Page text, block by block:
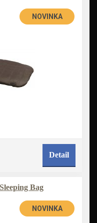
NOVINKA
Detail
Bag
NOVINKA